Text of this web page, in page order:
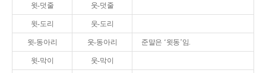
윗-덧줄 웃-덧줄
윗-도리 웃-도리
윗-동아리 웃-동아리 준말은 ‘윗동’임.
윗-막이 웃-막이